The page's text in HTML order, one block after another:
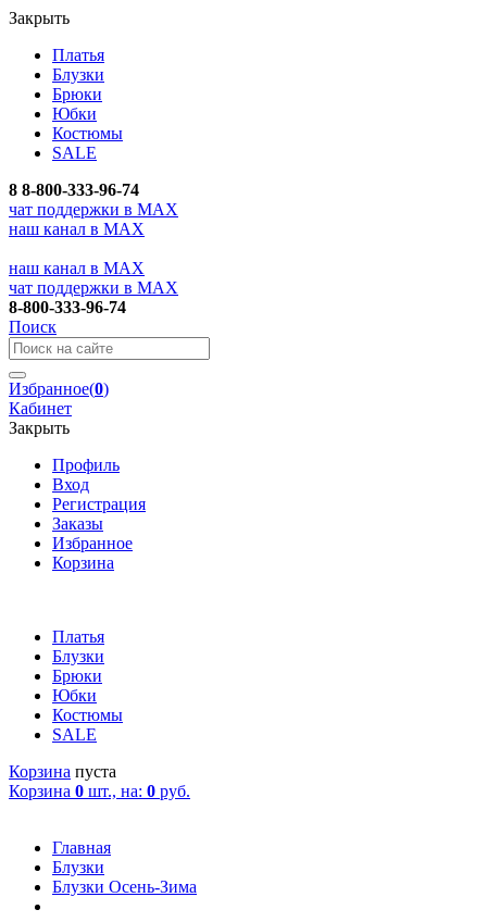
Закрыть
Платья
Блузки
Брюки
Юбки
Костюмы
SALE
8 8-800-333-96-74
чат поддержки в MAX
наш канал в MAX
наш канал в MAX
чат поддержки в MAX
8-800-333-96-74
Поиск
Избранное(0)
Кабинет
Закрыть
Профиль
Вход
Регистрация
Заказы
Избранное
Корзина
Платья
Блузки
Брюки
Юбки
Костюмы
SALE
Корзина пуста
Корзина 0 шт., на: 0 руб.
Главная
Блузки
Блузки Осень-Зима